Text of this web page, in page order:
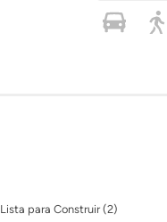
Lista para Construir (2)